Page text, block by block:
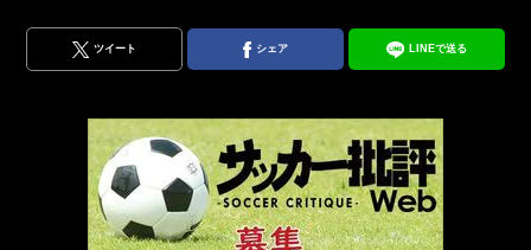
ツイート シェア LINEで送る